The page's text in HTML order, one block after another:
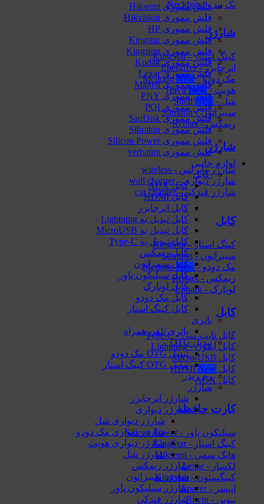
نک بند - Neckband
شارژر
کینگ استار - KingStar
انرجایزر - Energizer
مک دودو - Mcdodo
هویت - Havit
شل - Shell
سیبراتون - Sibraton
ریمکس - Remax
شارژر
شارژر وایرلس - wireless
شارژر دیواری - wall charger
شارژر فندکی - car charger
کابل
کینگ استار - KingStar
سیبراتون - Sibraton
مک دودو - Mcdodo
ریمکس - Remax
لونارک - Lonark
کابل
کابل تایپ سی - Type-C
کابل آیفون - Lightning
کابل Micro-USB
کابل HDMI
کابل AUX
کارت حافظه
سیلیکون پاور - Silicon Power
کینگ استار - KingStar
هایک‌ سمی - Hiksemi
لکسار - Lexar
کینگستون - Kingston
اپیسر - Apacer
بیوین - Biwin
فلش مموری Hiksemi
فلش مموری Hikvision
فلش مموری HP
فلش مموری Kingstar
فلش مموری Kingston
فلش مموری Kodak
فلش مموری Lexar
فلش مموری Maxell
فلش مموری PNY
فلش مموری PQI
فلش مموری SanDisk
فلش مموری Sibraton
فلش مموری Silicon Power
فلش مموری verbatim
لوازم جانبی
کابل
کابل AUX
کابل HDMI
کابل انرجایزر
کابل تبدیل به Lightning
کابل تبدیل به MicroUSB
کابل تبدیل به Type-C
کابل ریمکس
کابل سیبراتون
کابل سیلیکون پاور
کابل لونارک
کابل مک دودو
کابل کینگ استار
باتری
باتری تلفن همراه
تبدیل OTG
تبدیل OTG مک دودو
تبدیل OTG کینگ استار
رم ریدر
شارژر
شارژر انرجایزر
شارژر دیواری
شارژر دیواری شل
شارژر دیواری مک دودو
شارژر دیواری هویت
شارژر شل
شارژر ریمکس
شارژر سیبراتون
شارژر سیلیکون پاور
شارژر فندکی